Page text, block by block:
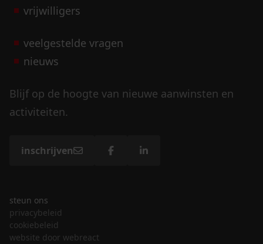
vrijwilligers
veelgestelde vragen
nieuws
Blijf op de hoogte van nieuwe aanwinsten en
activiteiten.
inschrijven
steun ons
privacybeleid
cookiebeleid
website door webreact